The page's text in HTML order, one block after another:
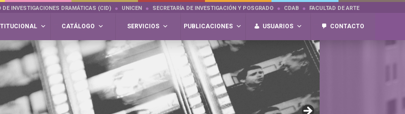
DE INVESTIGACIONES DRAMÁTICAS (CID) UNICEN SECRETARÍA DE INVESTIGACIÓN Y POSGRADO CDAB FACULTAD DE ARTE
CATÁLOGO SERVICIOS PUBLICACIONES USUARIOS CONTACTO